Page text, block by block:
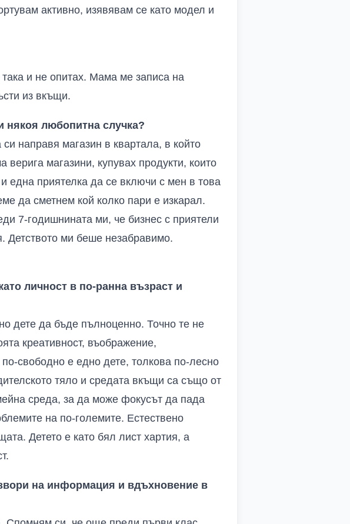
активно, изявявам се като модел и
и не опитах. Мама ме записа на
из вкъщи.
някоя любопитна случка?
направя магазин в квартала, в който
магазини, купувах продукти, които
една приятелка да се включи с мен в това
да сметнем кой колко пари е изкарал.
7-годишнината ми, че бизнес с приятели
Детството ми беше незабравимо.
личност в по-ранна възраст и
дете да бъде пълноценно. Точно те не
креативност, въображение,
свободно е едно дете, толкова по-лесно
тяло и средата вкъщи са също от
среда, за да може фокусът да пада
на по-големите. Естествено
Детето е като бял лист хартия, а
на информация и вдъхновение в